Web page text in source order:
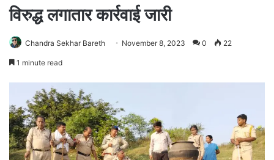
विरुद्ध लगातार कार्रवाई जारी
Chandra Sekhar Bareth November 8, 2023 0 22
1 minute read